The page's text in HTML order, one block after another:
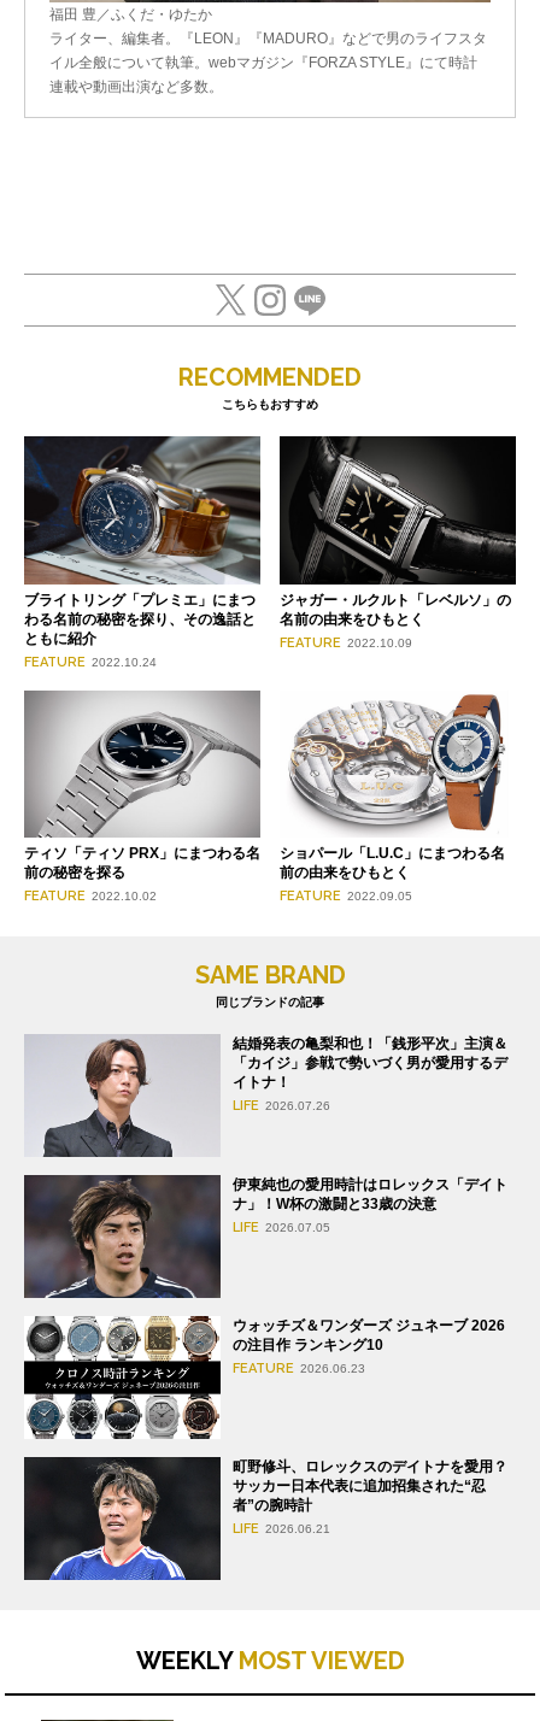
福田 豊／ふくだ・ゆたか
ライター、編集者。『LEON』『MADURO』などで男のライフスタ
イル全般について執筆。webマガジン『FORZA STYLE』にて時計
連載や動画出演など多数。
RECOMMENDED
こちらもおすすめ
ブライトリング「プレミエ」にまつ
わる名前の秘密を探り、その逸話と
ともに紹介
FEATURE 2022.10.24
ジャガー・ルクルト「レベルソ」の
名前の由来をひもとく
FEATURE 2022.10.09
ティソ「ティソ PRX」にまつわる名
前の秘密を探る
FEATURE 2022.10.02
ショパール「L.U.C」にまつわる名
前の由来をひもとく
FEATURE 2022.09.05
SAME BRAND
同じブランドの記事
結婚発表の亀梨和也！「銭形平次」主演＆
「カイジ」参戦で勢いづく男が愛用するデ
イトナ！
LIFE 2026.07.26
伊東純也の愛用時計はロレックス「デイト
ナ」！W杯の激闘と33歳の決意
LIFE 2026.07.05
ウォッチズ＆ワンダーズ ジュネーブ 2026
の注目作 ランキング10
FEATURE 2026.06.23
町野修斗、ロレックスのデイトナを愛用？
サッカー日本代表に追加招集された“忍
者”の腕時計
LIFE 2026.06.21
WEEKLY MOST VIEWED